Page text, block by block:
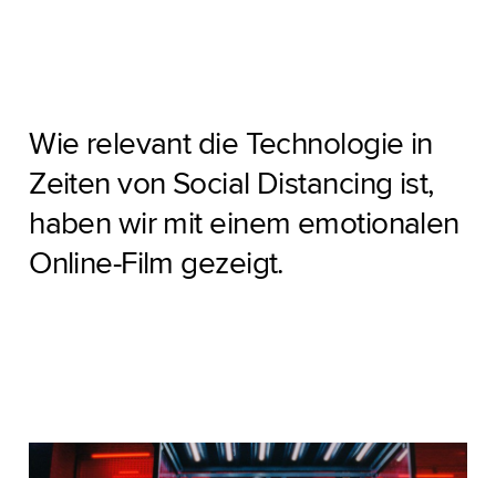
Wie relevant die Technologie in
Zeiten von Social Distancing ist,
haben wir mit einem emotionalen
Online-Film gezeigt.